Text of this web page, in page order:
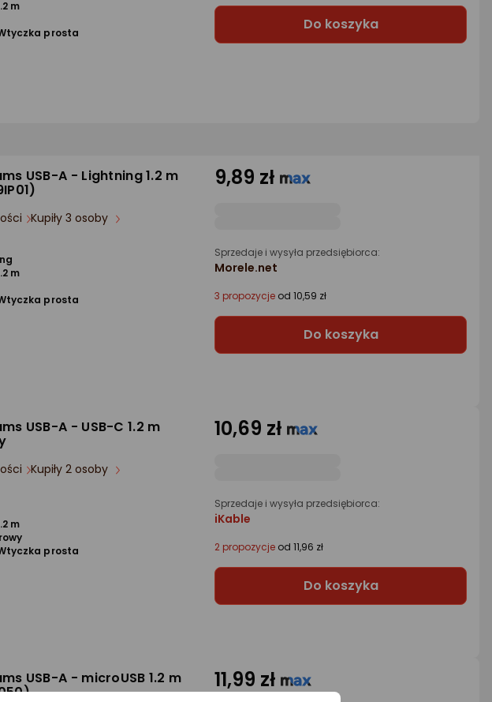
m
prosta Do koszyka
USB-A - Lightning 1.2 m
Kupiły 3 osoby
m
prosta
9,89 zł
Sprzedaje i wysyła przedsiębiorca:
Morele.net
3 propozycje od 10,59 zł
Do koszyka
USB-A - USB-C 1.2 m
Kupiły 2 osoby
m
prosta
10,69 zł
Sprzedaje i wysyła przedsiębiorca:
iKable
2 propozycje od 11,96 zł
Do koszyka
USB-A - microUSB 1.2 m 11,99 zł